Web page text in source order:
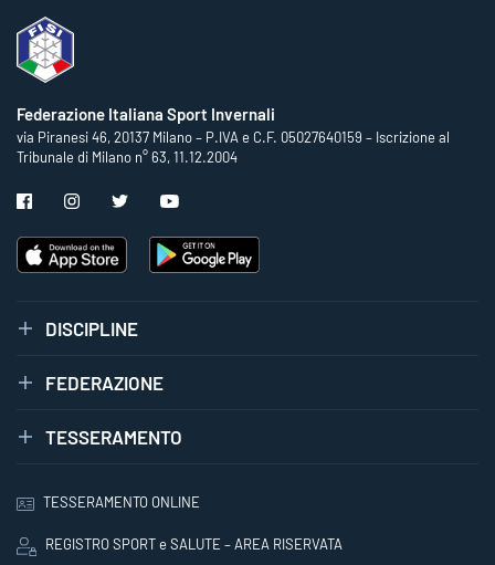
Federazione Italiana Sport Invernali
via Piranesi 46, 20137 Milano – P.IVA e C.F. 05027640159 – Iscrizione al
Tribunale di Milano n° 63, 11.12.2004
DISCIPLINE
FEDERAZIONE
TESSERAMENTO
TESSERAMENTO ONLINE
REGISTRO SPORT e SALUTE – AREA RISERVATA